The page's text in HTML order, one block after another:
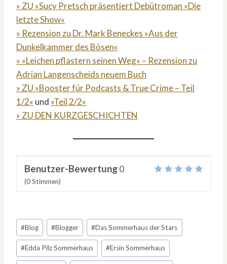
» ZU »Sucy Pretsch präsentiert Debütroman »Die
letzte Show«
» Rezension zu Dr. Mark Beneckes »Aus der
Dunkelkammer des Bösen«
» »Leichen pflastern seinen Weg« – Rezension zu
Adrian Langenscheids neuem Buch
» ZU »Booster für Podcasts & True Crime – Teil
1/2« und »Teil 2/2«
» ZU DEN KURZGESCHICHTEN
Benutzer-Bewertung0
(0Stimmen)
Schlagworte:
#Blog #Blogger #Das Sommerhaus der Stars
#Edda Pilz Sommerhaus #Ersin Sommerhaus